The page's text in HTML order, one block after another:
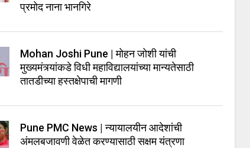
प्रमोद नाना भानगिरे
Mohan Joshi Pune | मोहन जोशी यांची
मुख्यमंत्र्यांकडे विधी महाविद्यालयांच्या मान्यतेसाठी
तातडीच्या हस्तक्षेपाची मागणी
Pune PMC News | न्यायालयीन आदेशांची
अंमलबजावणी वेळेत करण्यासाठी सक्षम यंत्रणा